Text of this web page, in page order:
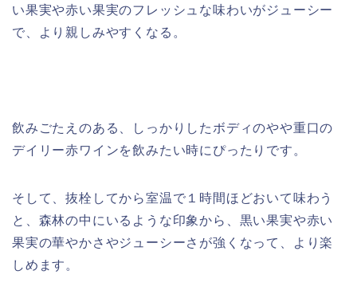
い果実や赤い果実のフレッシュな味わいがジューシー
で、より親しみやすくなる。
飲みごたえのある、しっかりしたボディのやや重口の
デイリー赤ワインを飲みたい時にぴったりです。
そして、抜栓してから室温で１時間ほどおいて味わう
と、森林の中にいるような印象から、黒い果実や赤い
果実の華やかさやジューシーさが強くなって、より楽
しめます。